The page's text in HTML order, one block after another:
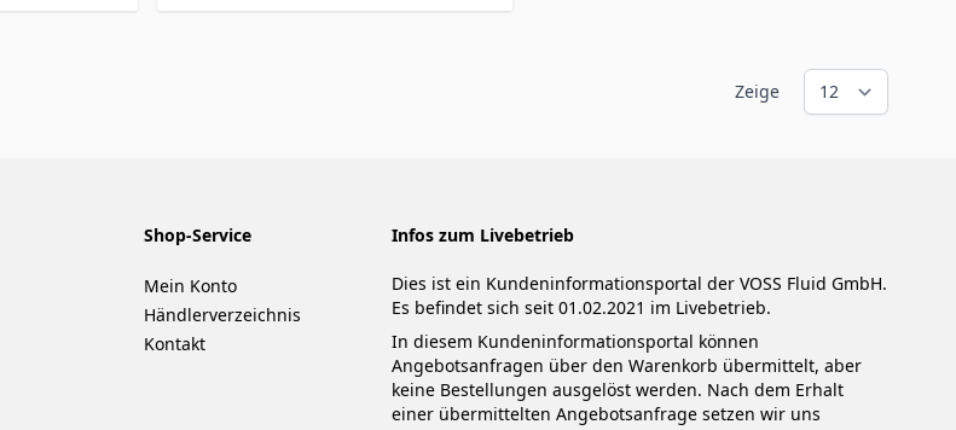
Zeige
Shop-Service
Mein Konto
Händlerverzeichnis
Kontakt
Infos zum Livebetrieb
Dies ist ein Kundeninformationsportal der VOSS Fluid GmbH.
Es befindet sich seit 01.02.2021 im Livebetrieb.
In diesem Kundeninformationsportal können
Angebotsanfragen über den Warenkorb übermittelt, aber
keine Bestellungen ausgelöst werden. Nach dem Erhalt
einer übermittelten Angebotsanfrage setzen wir uns